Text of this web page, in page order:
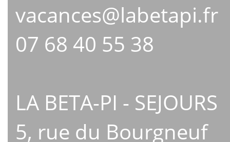
vacances@labetapi.fr
07 68 40 55 38
LA BETA-PI - SEJOURS
5, rue du Bourgneuf